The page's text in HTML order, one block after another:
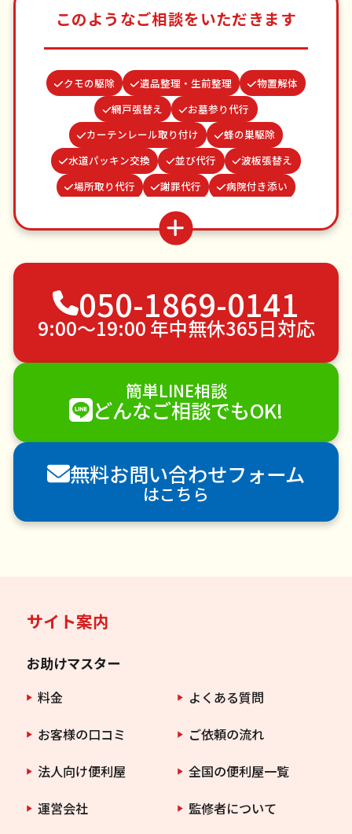
このようなご相談をいただきます
クモの駆除 遺品整理・生前整理
物置解体
網戸張替え
お墓参り代行
カーテンレール取り付け
蜂の巣駆除
水道パッキン交換
並び代行
波板張替え
場所取り代行
謝罪代行
病院付き添い
結婚式代理出席
家具組立
雨どい修理・掃除
買い物代行
つた・ツルの撤去
ベランダ掃除
不用品回収
ゴミ屋敷片付け
引っ越し
植木の剪定
植木の伐採
手すり取り付け
ペットのお世話
エアコンクリーニング
DIY・日曜大工
ハウスクリーニング
雪かき・雪下ろし
襖（ふすま）の張替え
空き家管理
各種代行
害獣駆除
防草シート施工
ナメクジ駆除
害虫駆除
050-1869-0141
9:00〜19:00 年中無休365日対応
簡単LINE相談
どんなご相談でもOK!
無料お問い合わせフォーム
はこちら
サイト案内
お助けマスター
料金
よくある質問
お客様の口コミ
ご依頼の流れ
法人向け便利屋
全国の便利屋一覧
運営会社
監修者について